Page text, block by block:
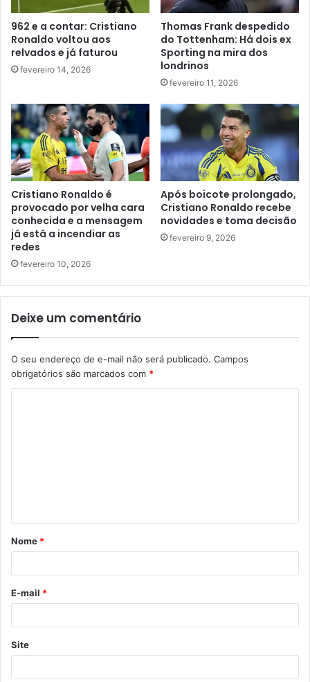
962 e a contar: Cristiano
Ronaldo voltou aos
relvados e já faturou
fevereiro 14, 2026
Thomas Frank despedido
do Tottenham: Há dois ex
Sporting na mira dos
londrinos
fevereiro 11, 2026
Cristiano Ronaldo é
provocado por velha cara
conhecida e a mensagem
já está a incendiar as
redes
fevereiro 10, 2026
Após boicote prolongado,
Cristiano Ronaldo recebe
novidades e toma decisão
fevereiro 9, 2026
Deixe um comentário
O seu endereço de e-mail não será publicado. Campos
obrigatórios são marcados com *
á
r
*
Nome *
E-mail *
Site